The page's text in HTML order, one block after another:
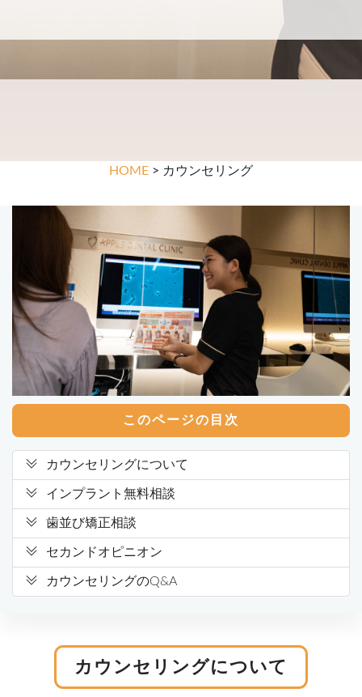
HOME > カウンセリング
このページの目次
カウンセリングについて
インプラント無料相談
歯並び矯正相談
セカンドオピニオン
カウンセリングのQ&A
カウンセリングについて